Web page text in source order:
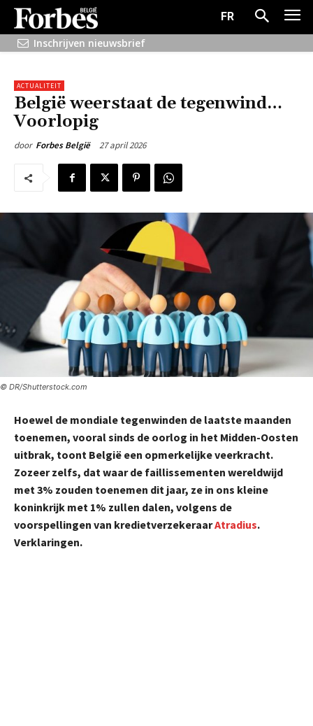
FR
Inschrijven nieuwsbrief
ACTUALITEIT
België weerstaat de tegenwind…
Voorlopig
door Forbes België 27 april 2026
© DR/Shutterstock.com
Hoewel de mondiale tegenwinden de laatste maanden
toenemen, vooral sinds de oorlog in het Midden-Oosten
uitbrak, toont België een opmerkelijke veerkracht.
Zozeer zelfs, dat waar de faillissementen wereldwijd
met 3% zouden toenemen dit jaar, ze in ons kleine
koninkrijk met 1% zullen dalen, volgens de
voorspellingen van kredietverzekeraarAtradius.
Verklaringen.